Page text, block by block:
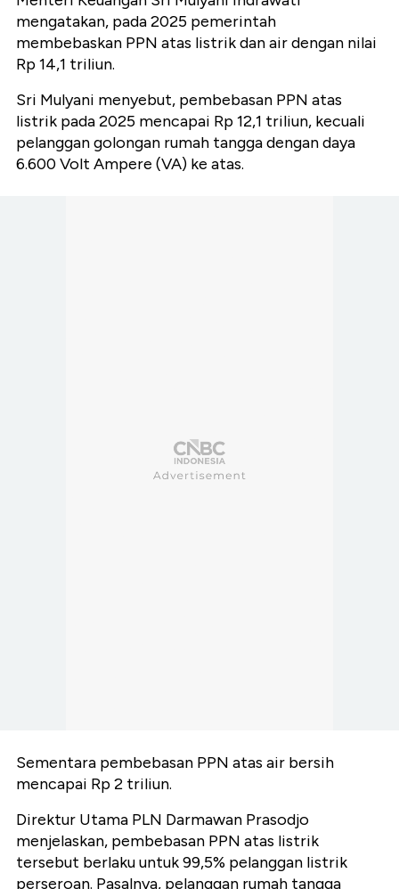
mengatakan, pada 2025 pemerintah
membebaskan PPN atas listrik dan air dengan nilai
Rp 14,1 triliun.
Sri Mulyani menyebut, pembebasan PPN atas
listrik pada 2025 mencapai Rp 12,1 triliun, kecuali
pelanggan golongan rumah tangga dengan daya
6.600 Volt Ampere (VA) ke atas.
Sementara pembebasan PPN atas air bersih
mencapai Rp 2 triliun.
Direktur Utama PLN Darmawan Prasodjo
menjelaskan, pembebasan PPN atas listrik
tersebut berlaku untuk 99,5% pelanggan listrik
perseroan. Pasalnya, pelanggan rumah tangga